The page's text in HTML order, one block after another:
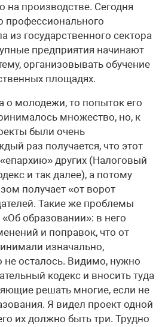
на производстве. Сегодня
профессионального
из государственного сектора
предприятия начинают
организовывать обучение
площадях.
о молодежи, то попыток его
множество, но, к
были очень
раз получается, что этот
других (Налоговый
и так далее), а потому
получает «от ворот
Такие же проблемы
образовании»: в него
и поправок, что от
изначально,
не осталось. Видимо, нужно
кодекс и вносить туда
решать многие, если не
Я видел проект одной
их должно быть три. Трудно